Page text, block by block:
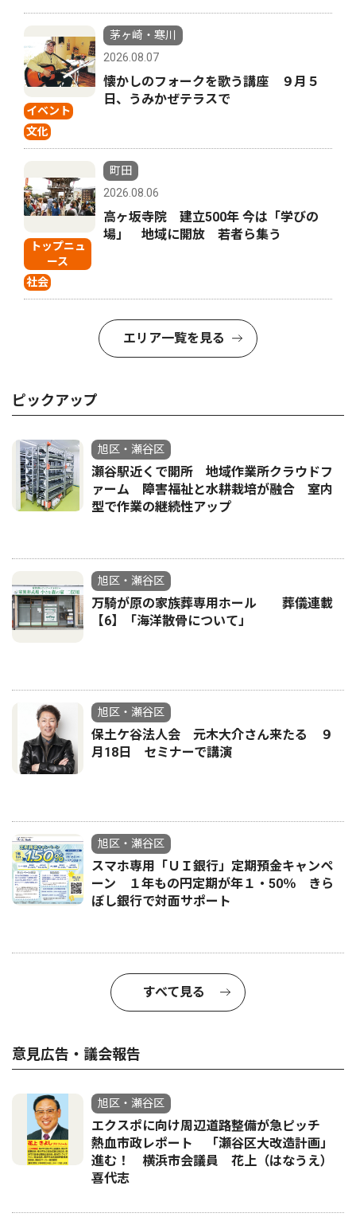
イベント
文化
茅ヶ崎・寒川
2026.08.07
懐かしのフォークを歌う講座 ９月５
日、うみかぜテラスで
トップニュ
ース
社会
町田
2026.08.06
高ヶ坂寺院 建立500年 今は「学びの
場」 地域に開放 若者ら集う
エリア一覧を見る
ピックアップ
旭区・瀬谷区
瀬谷駅近くで開所 地域作業所クラウドフ
ァーム 障害福祉と水耕栽培が融合 室内
型で作業の継続性アップ
旭区・瀬谷区
万騎が原の家族葬専用ホール 葬儀連載
【6】「海洋散骨について」
旭区・瀬谷区
保土ケ谷法人会 元木大介さん来たる ９
月18日 セミナーで講演
旭区・瀬谷区
スマホ専用「ＵＩ銀行」定期預金キャンペ
ーン １年もの円定期が年１・50％ きら
ぼし銀行で対面サポート
すべて見る
意見広告・議会報告
旭区・瀬谷区
エクスポに向け周辺道路整備が急ピッチ
熱血市政レポート 「瀬谷区大改造計画」
進む！ 横浜市会議員 花上（はなうえ）
喜代志